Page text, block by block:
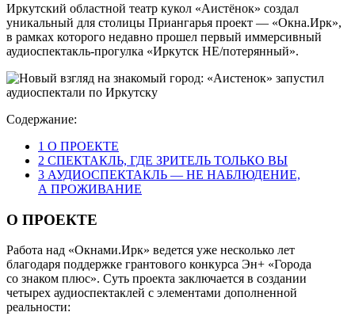
Иркутский областной театр кукол «Аистёнок» создал
уникальный для столицы Приангарья проект — «Окна.Ирк»,
в рамках которого недавно прошел первый иммерсивный
аудиоспектакль-прогулка «Иркутск НЕ/потерянный».
Содержание:
1 О ПРОЕКТЕ
2 СПЕКТАКЛЬ, ГДЕ ЗРИТЕЛЬ ТОЛЬКО ВЫ
3 АУДИОСПЕКТАКЛЬ — НЕ НАБЛЮДЕНИЕ,
А ПРОЖИВАНИЕ
О ПРОЕКТЕ
Работа над «Окнами.Ирк» ведется уже несколько лет
благодаря поддержке грантового конкурса Эн+ «Города
со знаком плюс». Суть проекта заключается в создании
четырех аудиоспектаклей с элементами дополненной
реальности: